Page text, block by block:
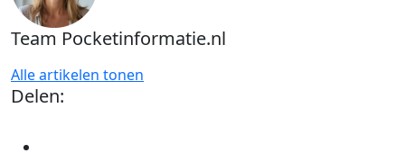
Team Pocketinformatie.nl
Alle artikelen tonen
Delen: